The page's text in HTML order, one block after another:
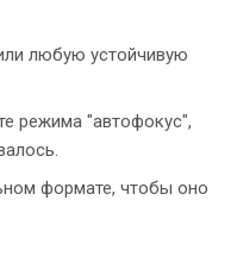
любую устойчивую
режима "автофокус",
формате, чтобы оно